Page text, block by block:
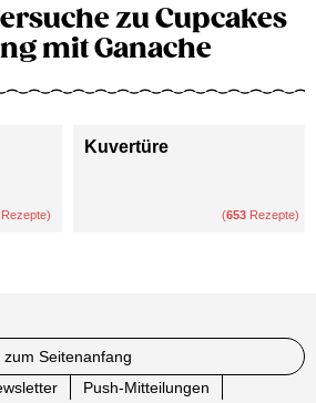
zu Cupcakes
mit Ganache
Rezepte)
Kuvertüre
(653 Rezepte)
zum Seitenanfang
Push-Mitteilungen